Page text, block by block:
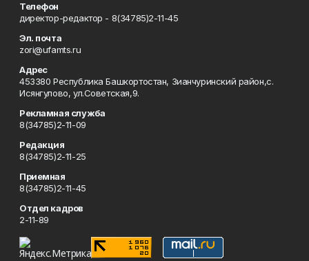
Телефон
директор-редактор - 8(34785)2-11-45
Эл. почта
zori@ufamts.ru
Адрес
453380 Республика Башкортостан, Зианчуринский район,с.
Исянгулово, ул.Советская,9.
Рекламная служба
8(34785)2-11-09
Редакция
8(34785)2-11-25
Приемная
8(34785)2-11-45
Отдел кадров
2-11-89